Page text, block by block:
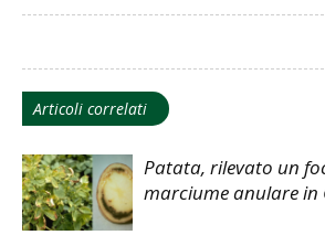
Articoli correlati
Patata, rilevato un
marciume anulare in